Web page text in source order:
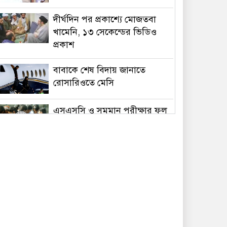
দীর্ঘদিন পর প্রকাশ্যে মোজতবা
খামেনি, ১৩ সেকেন্ডের ভিডিও
প্রকাশ
বাবাকে শেষ বিদায় জানাতে
রোসারিওতে মেসি
এসএসসি ও সমমান পরীক্ষার ফল